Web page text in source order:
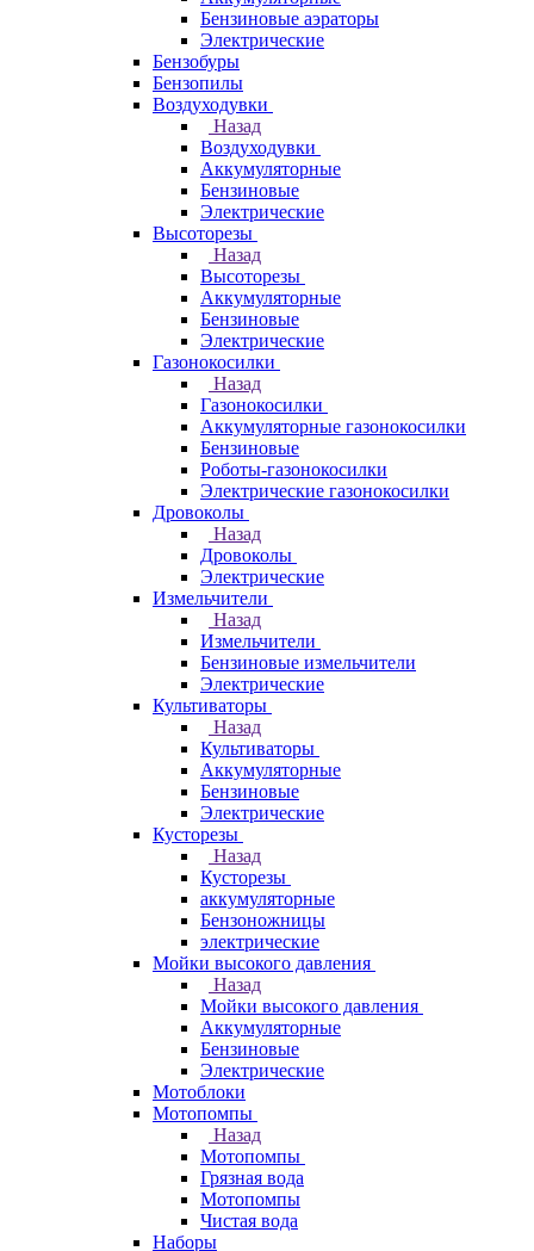
Бензиновые аэраторы
Электрические
Бензобуры
Бензопилы
Воздуходувки
Назад
Воздуходувки
Аккумуляторные
Бензиновые
Электрические
Высоторезы
Назад
Высоторезы
Аккумуляторные
Бензиновые
Электрические
Газонокосилки
Назад
Газонокосилки
Аккумуляторные газонокосилки
Бензиновые
Роботы-газонокосилки
Электрические газонокосилки
Дровоколы
Назад
Дровоколы
Электрические
Измельчители
Назад
Измельчители
Бензиновые измельчители
Электрические
Культиваторы
Назад
Культиваторы
Аккумуляторные
Бензиновые
Электрические
Кусторезы
Назад
Кусторезы
аккумуляторные
Бензоножницы
электрические
Мойки высокого давления
Назад
Мойки высокого давления
Аккумуляторные
Бензиновые
Электрические
Мотоблоки
Мотопомпы
Назад
Мотопомпы
Грязная вода
Мотопомпы
Чистая вода
Наборы